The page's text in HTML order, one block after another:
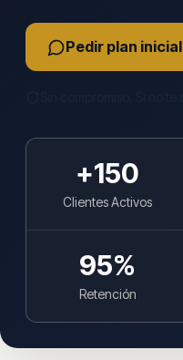
Pedir plan inicial
+150
Clientes Activos
95%
Retención